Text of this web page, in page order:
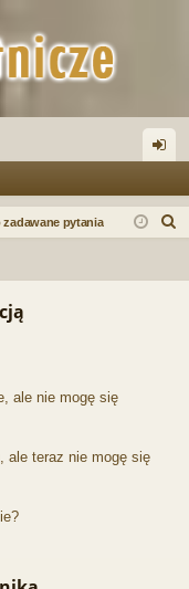
og
zadawane pytania
ale nie mogę się
ale teraz nie mogę się